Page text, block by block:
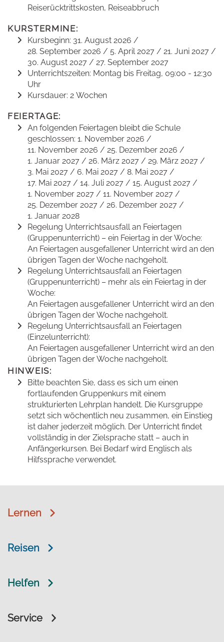
Reiserücktrittskosten, Reiseabbruch
KURSTERMINE:
Kursbeginn: 31. August 2026 /
28. September 2026 / 5. April 2027 / 21. Juni 2027 /
30. August 2027 / 27. September 2027
Unterrichtszeiten: Montag bis Freitag, 09:00 - 12:30
Uhr
Kursdauer: 2 Wochen
FEIERTAGE:
An folgenden Feiertagen bleibt die Schule
geschlossen: 1. November 2026 /
11. November 2026 / 25. Dezember 2026 /
1. Januar 2027 / 26. März 2027 / 29. März 2027 /
3. Mai 2027 / 6. Mai 2027 / 8. Mai 2027 /
17. Mai 2027 / 14. Juli 2027 / 15. August 2027 /
1. November 2027 / 11. November 2027 /
25. Dezember 2027 / 26. Dezember 2027 /
1. Januar 2028
Regelung Unterrichtsausfall an Feiertagen
(Gruppenunterricht) – ein Feiertag in der Woche:
An Feiertagen ausgefallener Unterricht wird an den
übrigen Tagen der Woche nachgeholt.
Regelung Unterrichtsausfall an Feiertagen
(Gruppenunterricht) – mehr als ein Feiertag in der
Woche:
An Feiertagen ausgefallener Unterricht wird an den
übrigen Tagen der Woche nachgeholt.
Regelung Unterrichtsausfall an Feiertagen
(Einzelunterricht):
An Feiertagen ausgefallener Unterricht wird an den
übrigen Tagen der Woche nachgeholt.
HINWEIS:
Bitte beachten Sie, dass es sich um einen
fortlaufenden Gruppenkurs mit einem
strukturierten Lehrplan handelt. Die Kursgruppe
setzt sich wöchentlich neu zusammen, ein Einstieg
ist daher jederzeit möglich. Der Unterricht findet
vollständig in der Zielsprache statt – auch in
Anfängerkursen. Bei Bedarf wird Englisch als
Hilfssprache verwendet.
Lernen
Reisen
Helfen
Service